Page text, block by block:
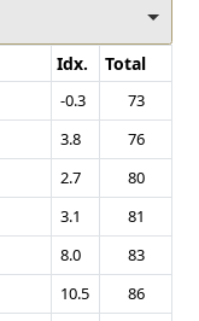
Idx. Total
-0.3
73
3.8
76
2.7
80
3.1
81
8.0
83
10.5 86